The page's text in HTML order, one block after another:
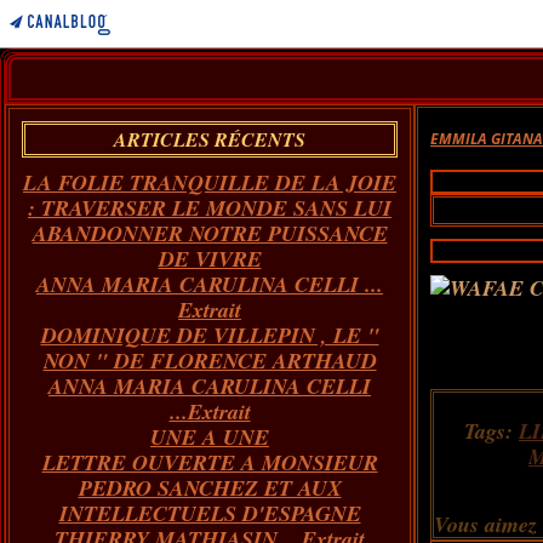
ARTICLES RÉCENTS
LA FOLIE TRANQUILLE DE LA JOIE
: TRAVERSER LE MONDE SANS LUI
ABANDONNER NOTRE PUISSANCE
DE VIVRE
ANNA MARIA CARULINA CELLI ...
Extrait
DOMINIQUE DE VILLEPIN , LE "
NON " DE FLORENCE ARTHAUD
ANNA MARIA CARULINA CELLI
...Extrait
UNE A UNE
LETTRE OUVERTE A MONSIEUR
PEDRO SANCHEZ ET AUX
INTELLECTUELS D'ESPAGNE
EMMILA GITANA
Tags:
Vous aimez